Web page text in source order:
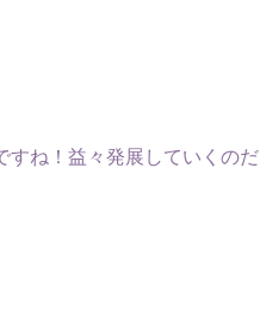
すね！益々発展していくのだ